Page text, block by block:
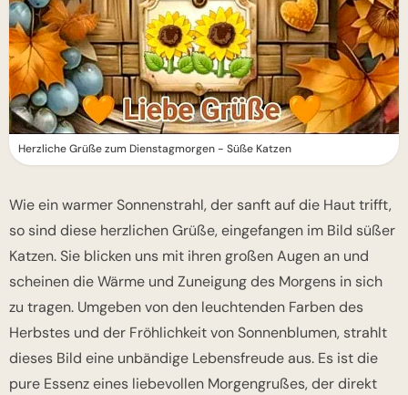
Herzliche Grüße zum Dienstagmorgen - Süße Katzen
Wie ein warmer Sonnenstrahl, der sanft auf die Haut trifft,
so sind diese herzlichen Grüße, eingefangen im Bild süßer
Katzen. Sie blicken uns mit ihren großen Augen an und
scheinen die Wärme und Zuneigung des Morgens in sich
zu tragen. Umgeben von den leuchtenden Farben des
Herbstes und der Fröhlichkeit von Sonnenblumen, strahlt
dieses Bild eine unbändige Lebensfreude aus. Es ist die
pure Essenz eines liebevollen Morgengrußes, der direkt